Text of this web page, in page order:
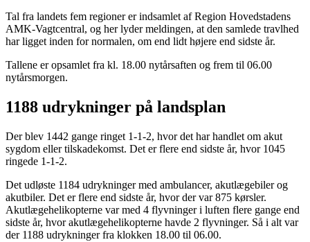
Tal fra landets fem regioner er indsamlet af Region Hovedstadens
AMK-Vagtcentral, og her lyder meldingen, at den samlede travlhed
har ligget inden for normalen, om end lidt højere end sidste år.
Tallene er opsamlet fra kl. 18.00 nytårsaften og frem til 06.00
nytårsmorgen.
1188 udrykninger på landsplan
Der blev 1442 gange ringet 1-1-2, hvor det har handlet om akut
sygdom eller tilskadekomst. Det er flere end sidste år, hvor 1045
ringede 1-1-2.
Det udløste 1184 udrykninger med ambulancer, akutlægebiler og
akutbiler. Det er flere end sidste år, hvor der var 875 kørsler.
Akutlægehelikopterne var med 4 flyvninger i luften flere gange end
sidste år, hvor akutlægehelikopterne havde 2 flyvninger. Så i alt var
der 1188 udrykninger fra klokken 18.00 til 06.00.